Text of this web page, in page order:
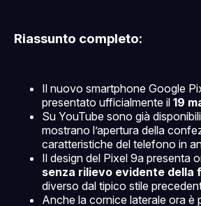
Riassunto completo:
Il nuovo smartphone Google
presentato ufficialmente il 19
Su YouTube sono già disponibili
mostrano l’apertura della
caratteristiche del telefono in
Il design del Pixel 9a presenta
senza rilievo evidente della
diverso dal tipico stile
Anche la cornice laterale ora è